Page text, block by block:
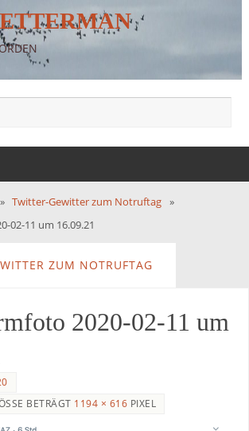
» Twitter-Gewitter zum Notruftag »
02-11 um 16.09.21
ZUM NOTRUFTAG
2020-02-11 um
BETRÄGT 1194 × 616 PIXEL